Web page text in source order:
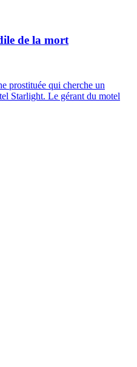
de la mort
prostituée qui cherche un
Starlight. Le gérant du motel